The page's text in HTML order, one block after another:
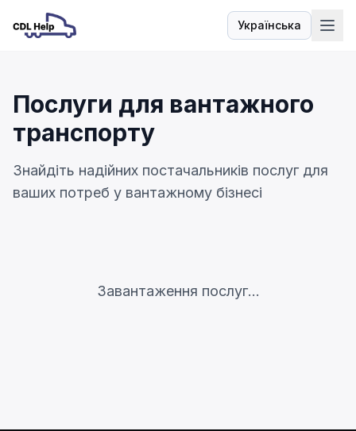
Українська
Мова
Послуги для вантажного
транспорту
Знайдіть надійних постачальників послуг для
ваших потреб у вантажному бізнесі
Завантаження послуг...